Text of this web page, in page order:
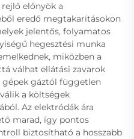
előnyök a
eredő megtakarításokon
jelentős, folyamatos
hegesztési munka
miközben a
válhat ellátási zavarok
gépek gáztól független
a költségek
Az elektródák ára
marad, így pontos
biztosítható a hosszabb